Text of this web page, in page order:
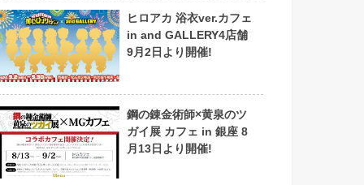
ヒロアカ 浴衣ver.カフェ
in and GALLERY4店舗
9月2日より開催!
鋼の錬金術師×黄泉のツ
ガイ展 カフェ in 銀座 8
月13日より開催!